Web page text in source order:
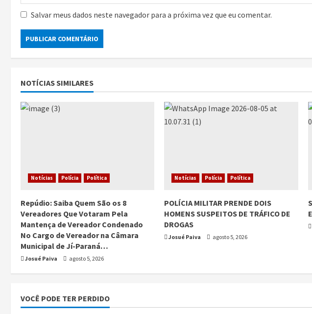
Salvar meus dados neste navegador para a próxima vez que eu comentar.
NOTÍCIAS SIMILARES
Notícias Polícia Política
Repúdio: Saiba Quem São os 8
Vereadores Que Votaram Pela
Mantença de Vereador Condenado
No Cargo de Vereador na Câmara
Municipal de Jí-Paraná…
Josué Paiva agosto 5, 2026
Notícias Polícia Política
POLÍCIA MILITAR PRENDE DOIS
HOMENS SUSPEITOS DE TRÁFICO DE
DROGAS
Josué Paiva agosto 5, 2026
VOCÊ PODE TER PERDIDO